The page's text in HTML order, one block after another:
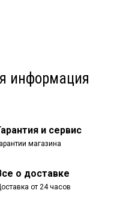
информация
и сервис
магазина
о доставке
от 24 часов